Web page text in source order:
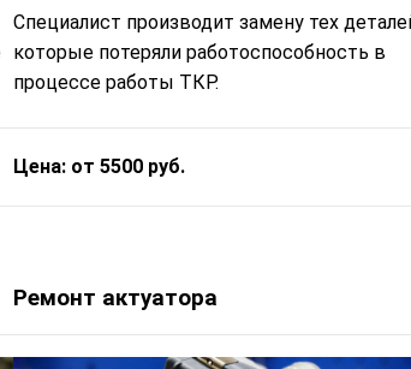
Специалист производит замену тех
которые потеряли работоспособность в
процессе работы ТКР.
Цена: от 5500 руб.
Ремонт актуатора